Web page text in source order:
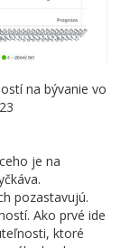
na bývanie vo
je na
pozastavujú.
Ako prvé ide
ktoré